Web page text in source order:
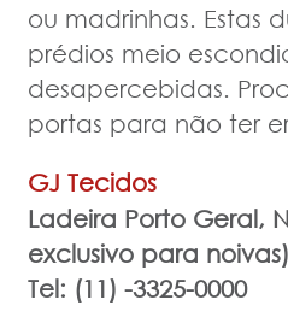
ou madrinhas. Estas
prédios meio
desapercebidas.
portas para não ter
GJ Tecidos
Ladeira Porto Geral,
exclusivo para noivas)
Tel: (11) -3325-0000